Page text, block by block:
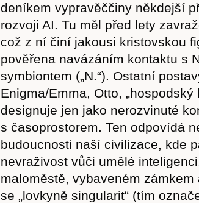
deníkem vypravěččiny někdejší
rozvoji AI. Tu měl před lety
což z ní činí jakousi kristovskou
pověřena navázáním kontaktu s
symbiontem („N.“). Ostatní
Enigma/Emma, Otto,
designuje jen jako nerozvinuté
s časoprostorem. Ten odpovídá
budoucnosti naší civilizace, kde
nevraživost vůči umělé
maloměstě, vybaveném
se „lovkyně singularit“ (tím